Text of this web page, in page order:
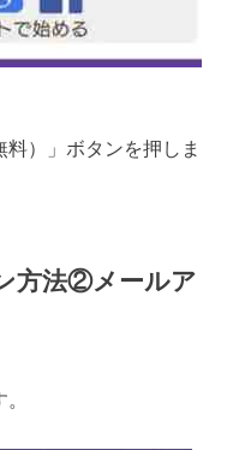
）」ボタンを押しま
方法②メールア